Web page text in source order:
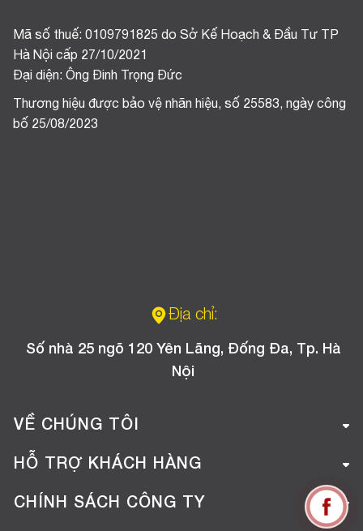
Mã số thuế: 0109791825 do Sở Kế Hoạch & Đầu Tư TP
Hà Nội cấp 27/10/2021
Đại diện: Ông Đinh Trọng Đức
Thương hiệu được bảo vệ nhãn hiệu, số 25583, ngày công
bố 25/08/2023
Địa chỉ:
Số nhà 25 ngõ 120 Yên Lãng, Đống Đa, Tp. Hà
Nội
VỀ CHÚNG TÔI
Giới thiệu công ty
Tuyển dụng
HỖ TRỢ KHÁCH HÀNG
Hướng dẫn mua hàng online
CHÍNH SÁCH CÔNG TY